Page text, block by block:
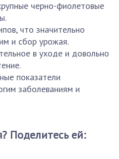
черно-фиолетовые
что значительно
и сбор урожая.
в уходе и довольно
показатели
заболеваниям и
Поделитесь ей: